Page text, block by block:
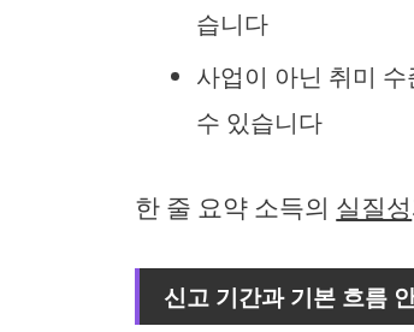
습니다
사업이 아닌 취미
수 있습니다
한 줄 요약 소득의 실질성
신고 기간과 기본 흐름